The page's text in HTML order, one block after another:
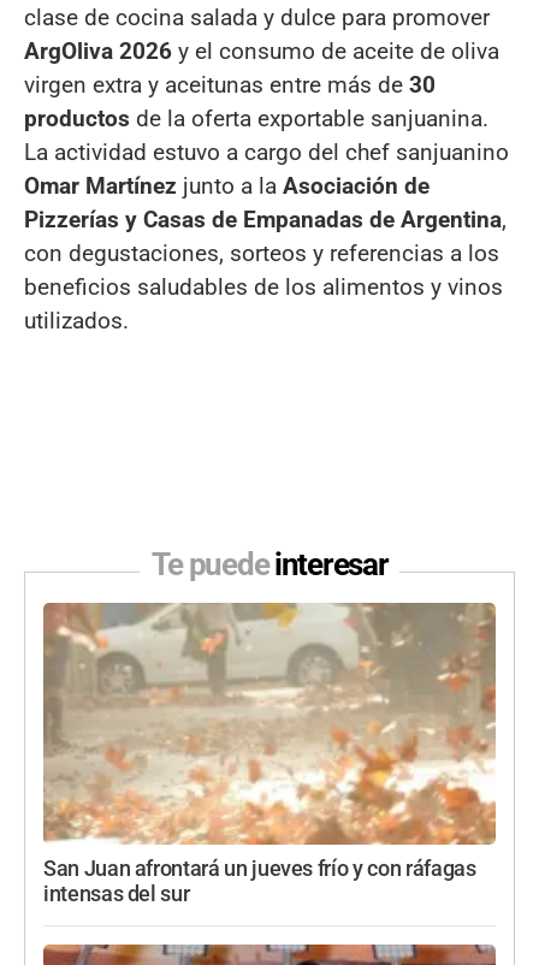
clase de cocina salada y dulce para promover
ArgOliva 2026 y el consumo de aceite de oliva
virgen extra y aceitunas entre más de 30
productos de la oferta exportable sanjuanina.
La actividad estuvo a cargo del chef sanjuanino
Omar Martínez junto a la Asociación de
Pizzerías y Casas de Empanadas de Argentina,
con degustaciones, sorteos y referencias a los
beneficios saludables de los alimentos y vinos
utilizados.
Te puedeinteresar
San Juan afrontará un jueves frío y con ráfagas
intensas del sur